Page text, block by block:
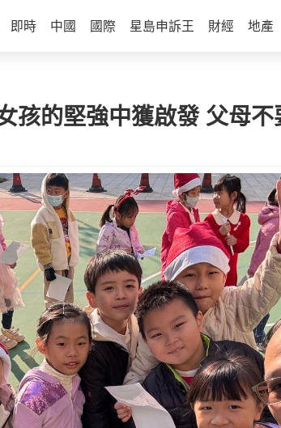
即時 中國 國際 星島申訴王 財經 地產
孩的堅強中獲啟發 父母